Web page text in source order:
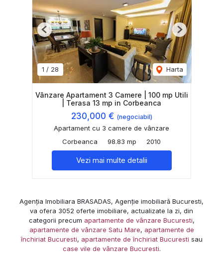
1 / 28 Harta
Previous Next
Vânzare Apartament 3 Camere | 100 mp Utili
| Terasa 13 mp in Corbeanca
230,000 € (negociabil)
Apartament cu 3 camere de vânzare
Corbeanca
98.83 mp 2010
Vezi mai multe detalii
Agenția Imobiliara BRASADAS, Agenție imobiliară Bucuresti,
va ofera 3052 oferte imobiliare, actualizate la zi, din
categorii precum apartamente de vânzare Bucuresti,
apartamente de vânzare Satu Mare, apartamente de
închiriat Bucuresti, apartamente de închiriat Bucuresti sau
case vile de vânzare Bucuresti.